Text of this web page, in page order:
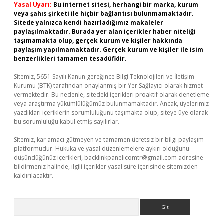
Yasal Uyarı: Bu internet sitesi, herhangi bir marka, kurum
veya şahıs şirketi ile hiçbir bağlantısı bulunmamaktadır.
Sitede yalnızca kendi hazırladığımız makaleler
paylaşılmaktadır. Burada yer alan içerikler haber niteliği
taşımamakta olup, gerçek kurum ve kişiler hakkında
paylaşım yapılmamaktadır. Gerçek kurum ve kişiler ile isim
benzerlikleri tamamen tesadüfidir.
Sitemiz, 5651 Sayılı Kanun gereğince Bilgi Teknolojileri ve İletişim
Kurumu (BTK) tarafından onaylanmış bir Yer Sağlayıcı olarak hizmet
vermektedir. Bu nedenle, sitedeki içerikleri proaktif olarak denetleme
veya araştırma yükümlülüğümüz bulunmamaktadır. Ancak, üyelerimiz
yazdıkları içeriklerin sorumluluğunu taşımakta olup, siteye üye olarak
bu sorumluluğu kabul etmiş sayılırlar.
Sitemiz, kar amacı gütmeyen ve tamamen ücretsiz bir bilgi paylaşım
platformudur. Hukuka ve yasal düzenlemelere aykırı olduğunu
düşündüğünüz içerikleri, backlinkpanelicomtr@gmail.com adresine
bildirmeniz halinde, ilgili içerikler yasal süre içerisinde sitemizden
kaldırılacaktır.